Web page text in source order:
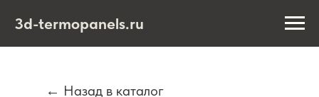
3d-termopanels.ru
← Назад в каталог